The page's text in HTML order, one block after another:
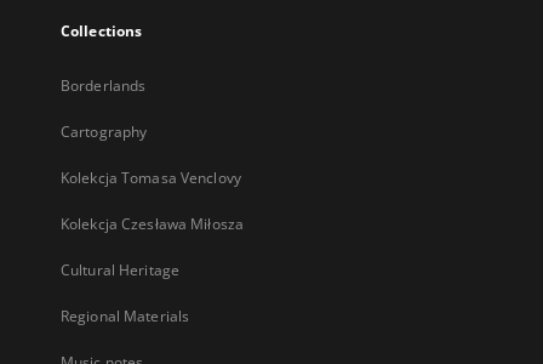
Collections
Borderlands
Cartography
Kolekcja Tomasa Venclovy
Kolekcja Czesława Miłosza
Cultural Heritage
Regional Materials